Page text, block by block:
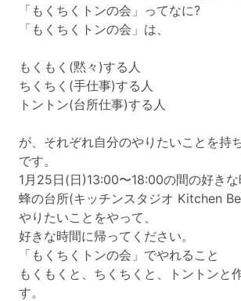
「もくちくトンの会」ってなに?
「もくちくトンの会」は、
もくもく(黙々)する人
ちくちく(手仕事)する人
トントン(台所仕事)する人
が、それぞれ自分のやりたいことを持
です。
1月25日(日)13:00〜18:00の間の好きな
蜂の台所(キッチンスタジオ Kitchen
やりたいことをやって、
好きな時間に帰ってください。
「もくちくトンの会」でやれること
もくもくと、ちくちくと、トントンと
す。